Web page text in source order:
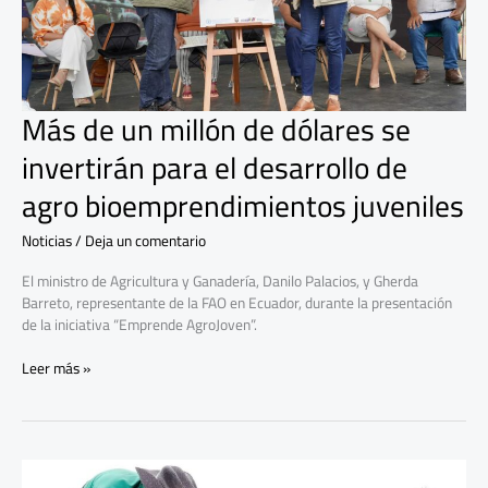
Más de un millón de dólares se
invertirán para el desarrollo de
agro bioemprendimientos juveniles
Noticias/Deja un comentario
El ministro de Agricultura y Ganadería, Danilo Palacios, y Gherda
Barreto, representante de la FAO en Ecuador, durante la presentación
de la iniciativa “Emprende AgroJoven”.
invertirán
para
el
desarrollo
de
agro
bioemprendimientos
juveniles
Leer más »
Organizaciones